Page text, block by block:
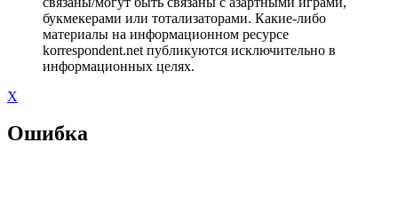
букмекерами или тотализаторами. Какие-либо
материалы на информационном ресурсе
korrespondent.net публикуются исключительно в
информационных целях.
X
Ошибка